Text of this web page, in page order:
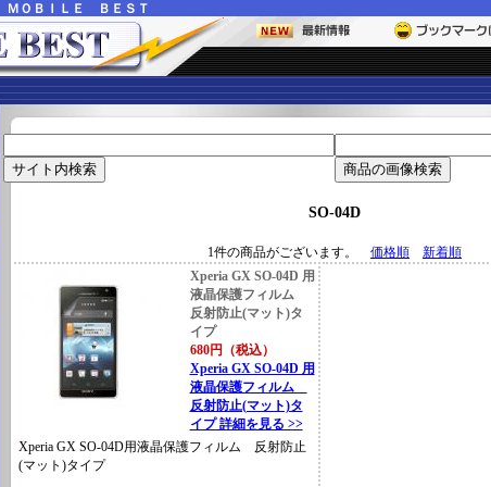
ＭＯＢＩＬＥ ＢＥＳＴ
SO-04D
1件の商品がございます。 価格順
新着順
Xperia GX SO-04D 用
液晶保護フィルム
反射防止(マット)タ
イプ
680円（税込）
Xperia GX SO-04D 用
液晶保護フィルム
反射防止(マット)タ
イプ 詳細を見る >>
Xperia GX SO-04D用液晶保護フィルム 反射防止
(マット)タイプ